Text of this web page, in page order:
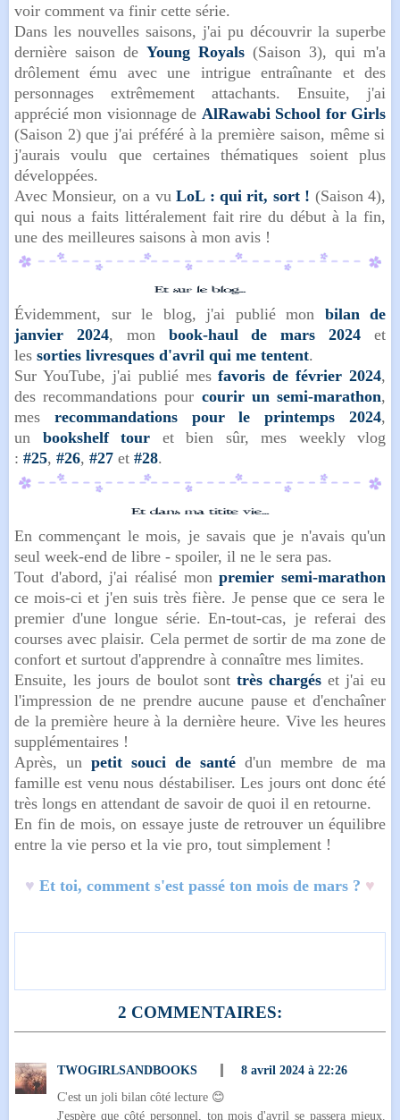
voir comment va finir cette série.
Dans les nouvelles saisons, j'ai pu découvrir la superbe
dernière saison de Young Royals (Saison 3), qui m'a
drôlement ému avec une intrigue entraînante et des
personnages extrêmement attachants. Ensuite, j'ai
apprécié mon visionnage de AlRawabi School for Girls
(Saison 2) que j'ai préféré à la première saison, même si
j'aurais voulu que certaines thématiques soient plus
développées.
Avec Monsieur, on a vuLoL : qui rit, sort ! (Saison 4),
qui nous a faits littéralement fait rire du début à la fin,
une des meilleures saisons à mon avis !
Évidemment, sur le blog, j'ai publié mon bilan de
janvier 2024, mon book-haul de mars 2024 et
les sorties livresques d'avril qui me tentent.
Sur YouTube, j'ai publié mesfavoris de février 2024,
des recommandations pour courir un semi-marathon,
mes recommandations pour le printemps 2024,
un
bookshelf tour et bien sûr, mes weekly vlog
: #25, #26, #27 et #28.
En commençant le mois, je savais que je n'avais qu'un
seul week-end de libre - spoiler, il ne le sera pas.
Tout d'abord, j'ai réalisé monpremier semi-marathon
ce mois-ci et j'en suis très fière. Je pense que ce sera le
premier d'une longue série. En-tout-cas, je referai des
courses avec plaisir. Cela permet de sortir de ma zone de
confort et surtout d'apprendre à connaître mes limites.
Ensuite, les jours de boulot sonttrès chargés et j'ai eu
l'impression de ne prendre aucune pause et d'enchaîner
de la première heure à la dernière heure. Vive les heures
supplémentaires !
Après, un petit souci de santé d'un membre de ma
famille est venu nous déstabiliser. Les jours ont donc été
très longs en attendant de savoir de quoi il en retourne.
En fin de mois, on essaye juste de retrouver un équilibre
entre la vie perso et la vie pro, tout simplement !
♥ Et toi, comment s'est passé ton mois de mars ? ♥
2 COMMENTAIRES:
TWOGIRLSANDBOOKS
8 avril 2024 à 22:26
C'est un joli bilan côté lecture 😊
J'espère que côté personnel, ton mois d'avril se passera mieux.